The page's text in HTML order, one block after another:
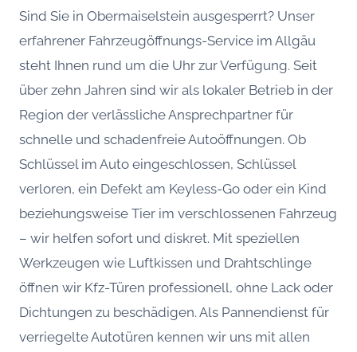
Sind Sie in Obermaiselstein ausgesperrt? Unser
erfahrener Fahrzeugöffnungs-Service im Allgäu
steht Ihnen rund um die Uhr zur Verfügung. Seit
über zehn Jahren sind wir als lokaler Betrieb in der
Region der verlässliche Ansprechpartner für
schnelle und schadenfreie Autoöffnungen. Ob
Schlüssel im Auto eingeschlossen, Schlüssel
verloren, ein Defekt am Keyless-Go oder ein Kind
beziehungsweise Tier im verschlossenen Fahrzeug
– wir helfen sofort und diskret. Mit speziellen
Werkzeugen wie Luftkissen und Drahtschlinge
öffnen wir Kfz-Türen professionell, ohne Lack oder
Dichtungen zu beschädigen. Als Pannendienst für
verriegelte Autotüren kennen wir uns mit allen